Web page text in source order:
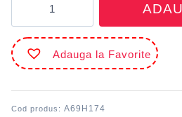
metalizat
A4
250
g/mp
Adauga la Favorite
Cod produs: A69H174